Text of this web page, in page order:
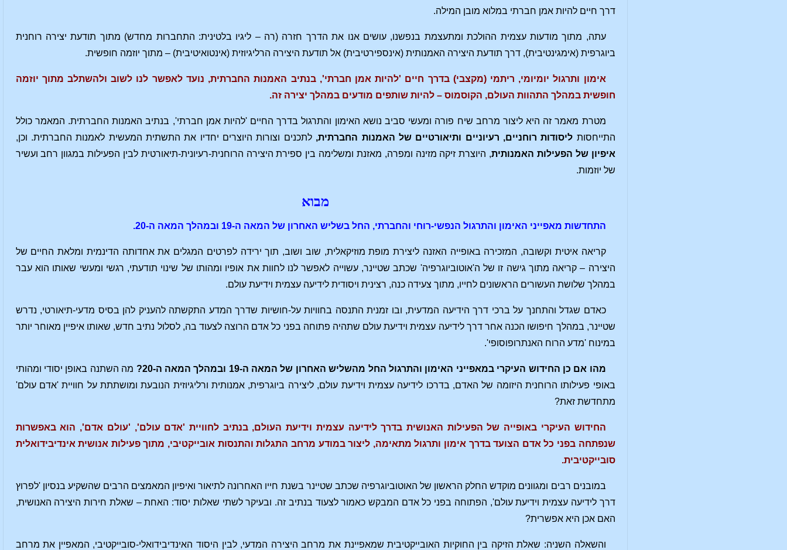
דרך חיים להיות אמן חברתי במלוא מובן המילה.
עתה, מתוך מודעות עצמית ההולכת ומתעצמת בנפשנו, עושים אנו את הדרך חזרה (רה – ליגיו בלטינית: התחברות מחדש) מתוך תודעת יצירה רוחנית
ביוגרפית (אימגינטיבית), דרך תודעת היצירה האמנותית (אינספירטיבית) אל תודעת היצירה הרליגיוזית (אינטואיטיבית) – מתוך יוזמה חופשית.
אימון ותרגול יומיומי, ריתמי (מקצבי) בדרך חיים 'להיות אמן חברתי', בנתיב האמנות החברתית, נועד לאפשר לנו לשוב ולהשתלב מתוך יוזמה
חופשית במהלך התהוות העולם, הקוסמוס – להיות שותפים מודעים במהלך יצירה זה.
מטרת מאמר זה היא ליצור מרחב שיח פורה ומעשי סביב נושא האימון והתרגול בדרך החיים 'להיות אמן חברתי', בנתיב האמנות החברתית. המאמר כולל
התייחסות ליסודות רוחניים, רעיוניים ותיאורטיים של האמנות החברתית, לתכנים וצורות היוצרים יחדיו את התשתית המעשית לאמנות החברתית. וכן,
איפיון של הפעילות האמנותית, היוצרת זיקה מזינה ומפרה, מאזנת ומשלימה בין ספירת היצירה הרוחנית-רעיונית-תיאורטית לבין הפעילות במגוון רחב ועשיר
של יוזמות.
מבוא
התחדשות מאפייני האימון והתרגול הנפשי-רוחי והחברתי, החל בשליש האחרון של המאה ה-19 ובמהלך המאה ה-20.
קריאה איטית וקשובה, המזכירה באופייה האזנה ליצירת מופת מוזיקאלית, שוב ושוב, תוך ירידה לפרטים המגלים את אחדותה הדינמית ומלאת החיים של
היצירה – קריאה מתוך גישה זו של ה'אוטוביוגרפיה' שכתב שטיינר, עשוייה לאפשר לנו לחוות את אופיו ומהותו של שינוי תודעתי, רגשי ומעשי שאותו הוא עבר
במהלך שלושת העשורים הראשונים לחייו, מתוך צעידה כנה, רצינית ויסודית לידיעה עצמית וידיעת עולם.
כאדם שגדל והתחנך על ברכי דרך הידיעה המדעית, ובו זמנית התנסה בחוויות על-חושיות שדרך המדע התקשתה להעניק להן בסיס מדעי-תיאורטי, נדרש
שטיינר, במהלך חיפושו הכנה אחר דרך לידיעה עצמית וידיעת עולם שתהיה פתוחה בפני כל אדם הרוצה לצעוד בה, לסלול נתיב חדש, שאותו איפיין מאוחר יותר
במינוח 'מדע הרוח האנתרופוסופי'.
מהו אם כן החידוש העיקרי במאפייני האימון והתרגול החל מהשליש האחרון של המאה ה-19 ובמהלך המאה ה-20?
מה השתנה באופן יסודי ומהותי
באופי פעילותו הרוחנית היזומה של האדם, בדרכו לידיעה עצמית וידיעת עולם, ליצירה ביוגרפית, אמנותית ורליגיוזית הנובעת ומושתתת על חוויית 'אדם עולם'
מתחדשת זאת?
החידוש העיקרי באופייה של הפעילות האנושית בדרך לידיעה עצמית וידיעת העולם, בנתיב לחוויית 'אדם עולם', 'עולם אדם', הוא באפשרות
שנפתחה בפני כל אדם הצועד בדרך אימון ותרגול מתאימה, ליצור במודע מרחב התגלות והתנסות אובייקטיבי, מתוך פעילות אנושית אינדיבידואלית
סובייקטיבית.
במובנים רבים ומגוונים מוקדש החלק הראשון של האוטוביוגרפיה שכתב שטיינר בשנת חייו האחרונה לתיאור ואיפיון המאמצים הרבים שהשקיע בנסיון 'לפרוץ
דרך לידיעה עצמית וידיעת עולם', הפתוחה בפני כל אדם המבקש כאמור לצעוד בנתיב זה. ובעיקר לשתי שאלות יסוד: האחת – שאלת חירות היצירה האנושית,
האם אכן היא אפשרית?
והשאלה השניה: שאלת הזיקה בין החוקיות האובייקטיבית שמאפיינת את מרחב היצירה המדעי, לבין היסוד האינדיבידואלי-סובייקטיבי, המאפיין את מרחב